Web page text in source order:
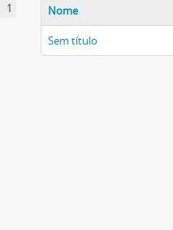
1
Nome
Sem título